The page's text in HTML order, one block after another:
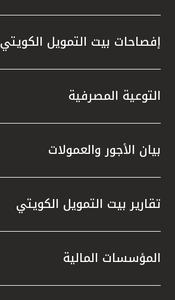
إفصاحات بيت التمويل الكويتي
التوعية المصرفية
بيان الأجور والعمولات
تقارير بيت التمويل الكويتي
المؤسسات المالية